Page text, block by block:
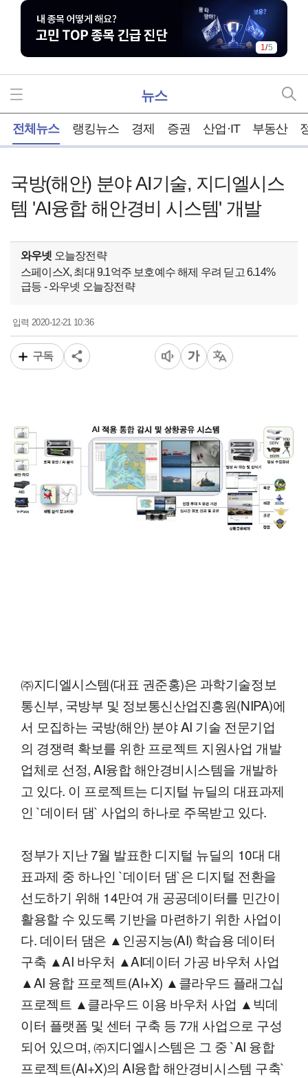
1/5
뉴스
전체뉴스 랭킹뉴스 경제 증권 산업·IT 부동산
국방(해안) 분야 AI기술, 지디엘시스
템 'AI융합 해안경비 시스템' 개발
와우넷 오늘장전략
스페이스X, 최대 9.1억주 보호예수 해제 우려 딛고 6.14%
급등 - 와우넷 오늘장전략
입력2020-12-21 10:36
구독
㈜지디엘시스템(대표 권준홍)은 과학기술정보
통신부, 국방부 및 정보통신산업진흥원(NIPA)에
서 모집하는 국방(해안) 분야 AI 기술 전문기업
의 경쟁력 확보를 위한 프로젝트 지원사업 개발
업체로 선정, AI융합 해안경비시스템을 개발하
고 있다. 이 프로젝트는 디지털 뉴딜의 대표과제
인 `데이터 댐` 사업의 하나로 주목받고 있다.
정부가 지난 7월 발표한 디지털 뉴딜의 10대 대
표과제 중 하나인 `데이터 댐`은 디지털 전환을
선도하기 위해 14만여 개 공공데이터를 민간이
활용할 수 있도록 기반을 마련하기 위한 사업이
다. 데이터 댐은 ▲인공지능(AI) 학습용 데이터
구축 ▲AI 바우처 ▲AI데이터 가공 바우처 사업
▲AI 융합 프로젝트(AI+X) ▲클라우드 플래그십
프로젝트 ▲클라우드 이용 바우처 사업 ▲빅데
이터 플랫폼 및 센터 구축 등 7개 사업으로 구성
되어 있으며, ㈜지디엘시스템은 그 중 `AI 융합
프로젝트(AI+X)의 AI융합 해안경비시스템 구축`